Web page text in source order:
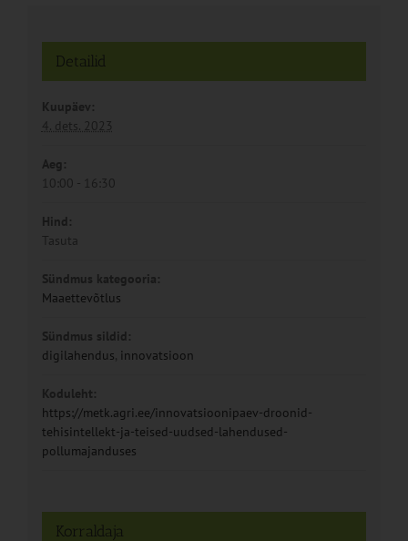
Detailid
Kuupäev:
4. dets. 2023
Aeg:
10:00 - 16:30
Hind:
Tasuta
Sündmus kategooria:
Maaettevõtlus
Sündmus sildid:
digilahendus, innovatsioon
Koduleht:
https://metk.agri.ee/innovatsioonipaev-droonid-
tehisintellekt-ja-teised-uudsed-lahendused-
pollumajanduses
Korraldaja